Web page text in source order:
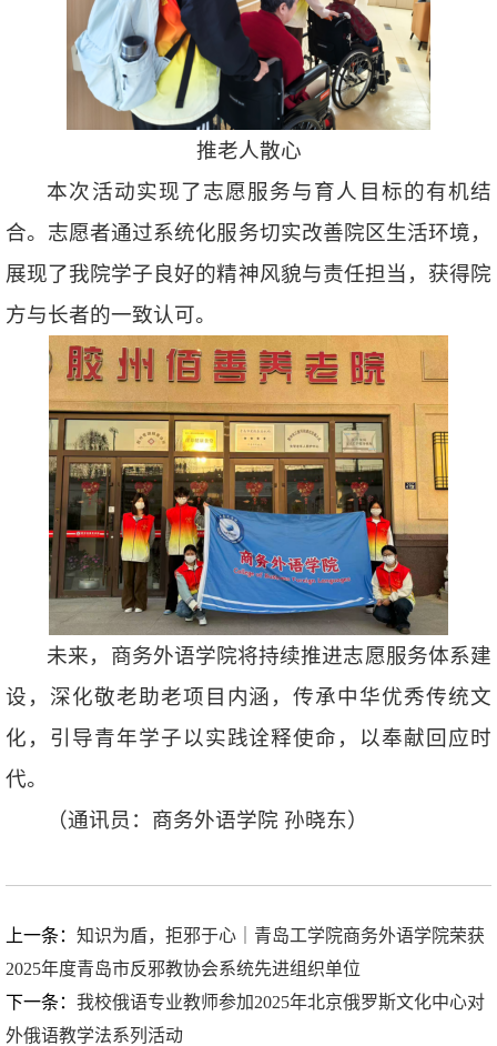
推老人散心
本次活动实现了志愿服务与育人目标的有机结
合。志愿者通过系统化服务切实改善院区生活环境，
展现了我院学子良好的精神风貌与责任担当，获得院
方与长者的一致认可。
未来，商务外语学院将持续推进志愿服务体系建
设，深化敬老助老项目内涵，传承中华优秀传统文
化，引导青年学子以实践诠释使命，以奉献回应时
代。
（通讯员：商务外语学院 孙晓东）
上一条： 知识为盾，拒邪于心｜青岛工学院商务外语学院荣获
2025年度青岛市反邪教协会系统先进组织单位
下一条： 我校俄语专业教师参加2025年北京俄罗斯文化中心对
外俄语教学法系列活动